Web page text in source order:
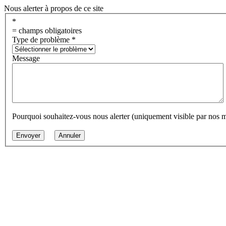
Nous alerter à propos de ce site
*
= champs obligatoires
Type de problème *
Message
Pourquoi souhaitez-vous nous alerter (uniquement visible par nos